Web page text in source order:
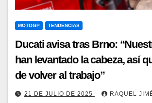
MOTOGP TENDENCIAS
Ducati avisa tras Brno:
han levantado la cabeza, así
de volver al trabajo”
21 DE JULIO DE 2025 RAQUEL